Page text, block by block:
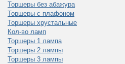
Торшеры без абажура
Торшеры с плафоном
Торшеры хрустальные
Кол-во ламп
Торшеры 1 лампа
Торшеры 2 лампы
Торшеры 3 лампы